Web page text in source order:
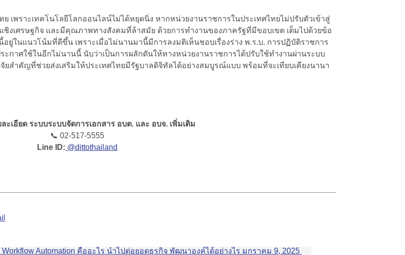
เพราะเทคโนโลยีโลกออนไลน์ไม่ได้หยุดนิ่ง หากหน่วยงานราชการในประเทศไทยไม่ปรับตัวเข้าสู่
ชิงเศรษฐกิจ และมีคุณภาพทางสังคมที่ล้าสมัย ด้วยการทำงานของภาครัฐที่มีขอบเขต เต็มไปด้วยข้อ
ยู่ในแนวโน้มที่ดีขึ้น เพราะเมื่อไม่นานมานี้มีการลงมติเห็นชอบเรื่องร่าง พ.ร.บ. การปฏิบัติราชการ
ะกาศใช้ในอีกไม่นานนี้ นับว่าเป็นการผลักดันให้ทางหน่วยงานราชการได้ปรับใช้ทำงานผ่านระบบ
ยสำคัญที่ช่วยส่งเสริมให้ประเทศไทยมีรัฐบาลดิจิทัลได้อย่างสมบูรณ์แบบ พร้อมที่จะเทียบเคียงนานา
ะเอียด ระบบระบบจัดการเอกสาร อบต. และ อบจ. เพิ่มเติม
📞 02-517-5555
Line ID: @dittothailand
Workflow Automation คืออะไร นำไปต่อยอดธุรกิจ พัฒนาองค์ได้อย่างไร มกราคม 9, 2025